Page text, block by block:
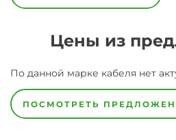
Цены из
По данной марке кабеля нет
ПОСМОТРЕТЬ